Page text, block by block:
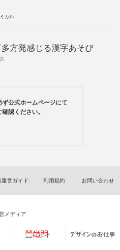
カル
方発感じる漢字あそび
ず公式ホームページにて
認ください。
運営ガイド 利用規約 お問い合わせ
メディア